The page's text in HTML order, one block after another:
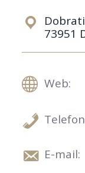
73951
Web:
E-mail: